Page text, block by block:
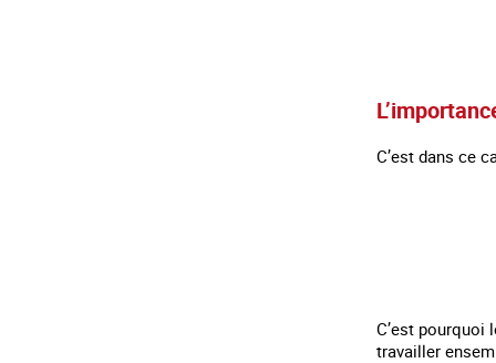
C’est dans ce
C’est
travailler